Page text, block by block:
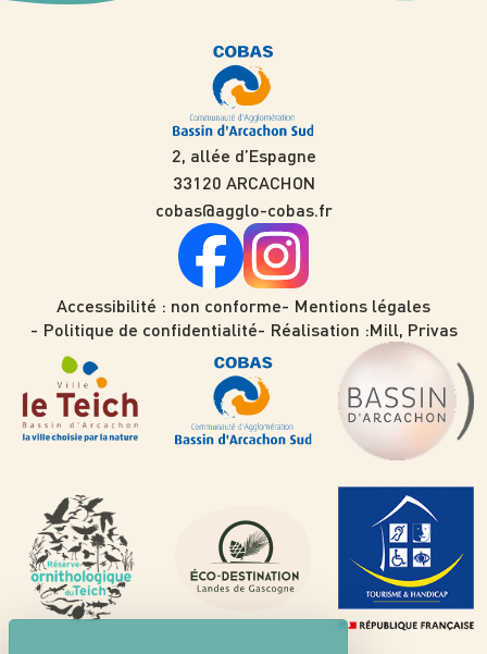
2, allée d’Espagne
33120 ARCACHON
cobas@agglo-cobas.fr
Accessibilité : non conforme
Mentions légales
Politique de confidentialité
Réalisation :Mill, Privas